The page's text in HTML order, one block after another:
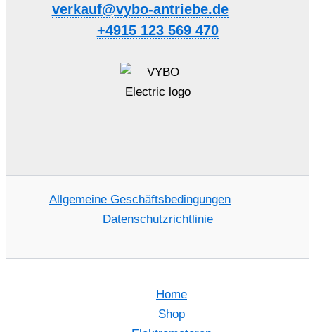
verkauf@vybo-antriebe.de
+4915 123 569 470
Allgemeine Geschäftsbedingungen
Datenschutzrichtlinie
Home
Shop